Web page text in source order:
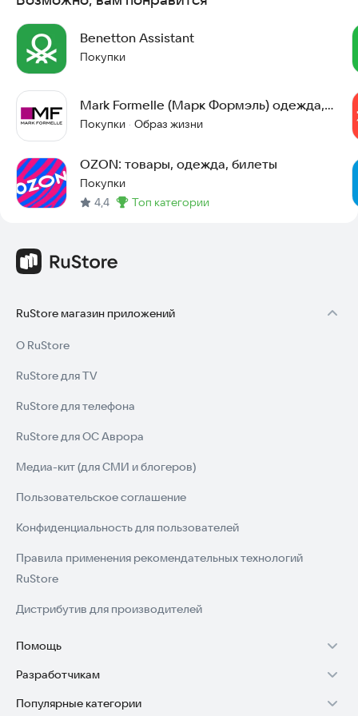
дней.
https://vk.com/unitedcolorsofbenetton
https://www.youtube.com/channel/UCv5ABC6iIOKQm4eIVFloA
Заходите на сайт, выбирайте стиль и заказывайте одежду
прямо сейчас.
Benetton Assistant
Покупки
Mark Formelle (Марк Формэль) одежда,
мода, шопинг
Покупки · Образ жизни
OZON: товары, одежда, билеты
Покупки
4,4
Метка:
топ категории
RuStore магазин приложений
О RuStore
RuStore для TV
RuStore для телефона
RuStore для ОС Аврора
Медиа-кит (для СМИ и блогеров)
Пользовательское соглашение
Конфиденциальность для пользователей
Правила применения рекомендательных технологий
RuStore
Дистрибутив для производителей
Помощь
Установка RuStore на TV
Установка RuStore на телефон
Разработчикам
Зарабатывать с RuStore
Популярные категории